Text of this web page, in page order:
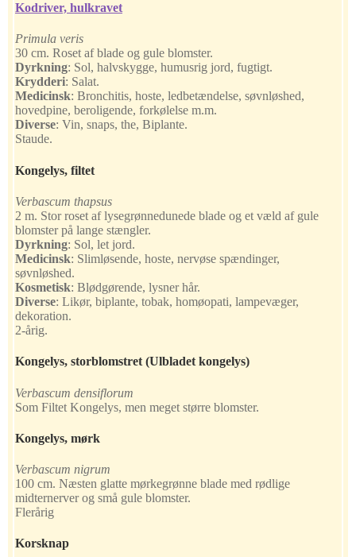
Kodriver, hulkravet
Primula veris
30 cm. Roset af blade og gule blomster.
Dyrkning: Sol, halvskygge, humusrig jord, fugtigt.
Krydderi: Salat.
Medicinsk: Bronchitis, hoste, ledbetændelse, søvnløshed,
hovedpine, beroligende, forkølelse m.m.
Diverse: Vin, snaps, the, Biplante.
Staude.
Kongelys, filtet
Verbascum thapsus
2 m. Stor roset af lysegrønnedunede blade og et væld af gule
blomster på lange stængler.
Dyrkning: Sol, let jord.
Medicinsk: Slimløsende, hoste, nervøse spændinger,
søvnløshed.
Kosmetisk: Blødgørende, lysner hår.
Diverse: Likør, biplante, tobak, homøopati, lampevæger,
dekoration.
2-årig.
Kongelys, storblomstret (Ulbladet kongelys)
Verbascum densiflorum
Som Filtet Kongelys, men meget større blomster.
Kongelys, mørk
Verbascum nigrum
100 cm. Næsten glatte mørkegrønne blade med rødlige
midternerver og små gule blomster.
Flerårig
Korsknap